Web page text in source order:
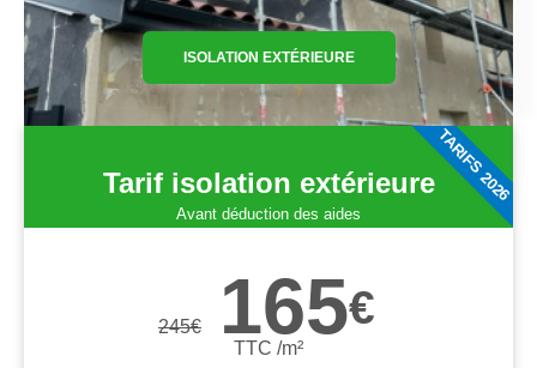
ISOLATION EXTÉRIEURE
Tarif isolation extérieure
Avant déduction des aides
245€ 165€
TTC /m²
TARIFS 2026